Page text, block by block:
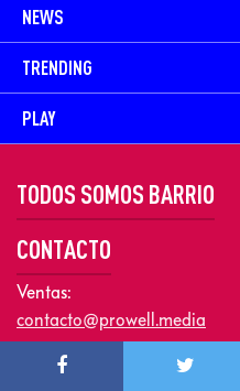
NEWS
TRENDING
PLAY
TODOS SOMOS BARRIO
CONTACTO
Ventas:
contacto@prowell.media